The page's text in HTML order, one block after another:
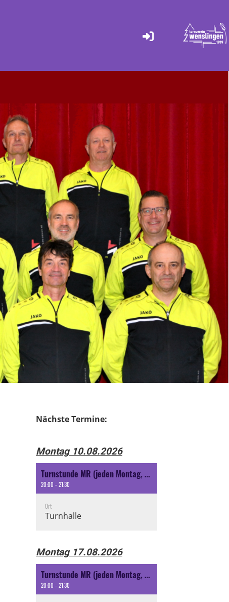
Nächste Termine:
Montag 10.08.2026
Turnstunde MR (jeden Montag, ausser Schulferien nach Ansage oder spezielle Aktivität nach Ansage)
20:00 - 21:30
Ort
Turnhalle
Montag 17.08.2026
Turnstunde MR (jeden Montag, ausser Schulferien nach Ansage oder spezielle Aktivität nach Ansage)
20:00 - 21:30